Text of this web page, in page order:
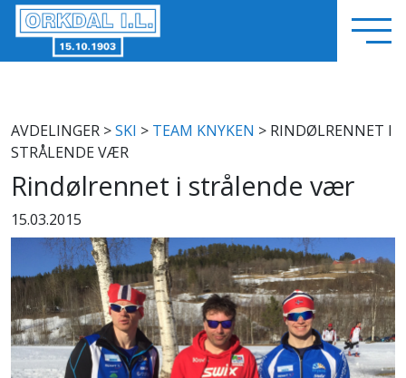
AVDELINGER >SKI > TEAM KNYKEN > RINDØLRENNET I
STRÅLENDE VÆR
Rindølrennet i strålende vær
15.03.2015